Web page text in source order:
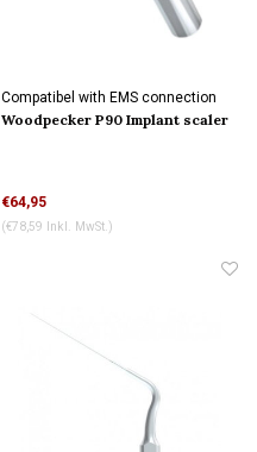
Compatibel with EMS connection
Woodpecker P90 Implant scaler
€64,95
(€78,59 Inkl. MwSt.)